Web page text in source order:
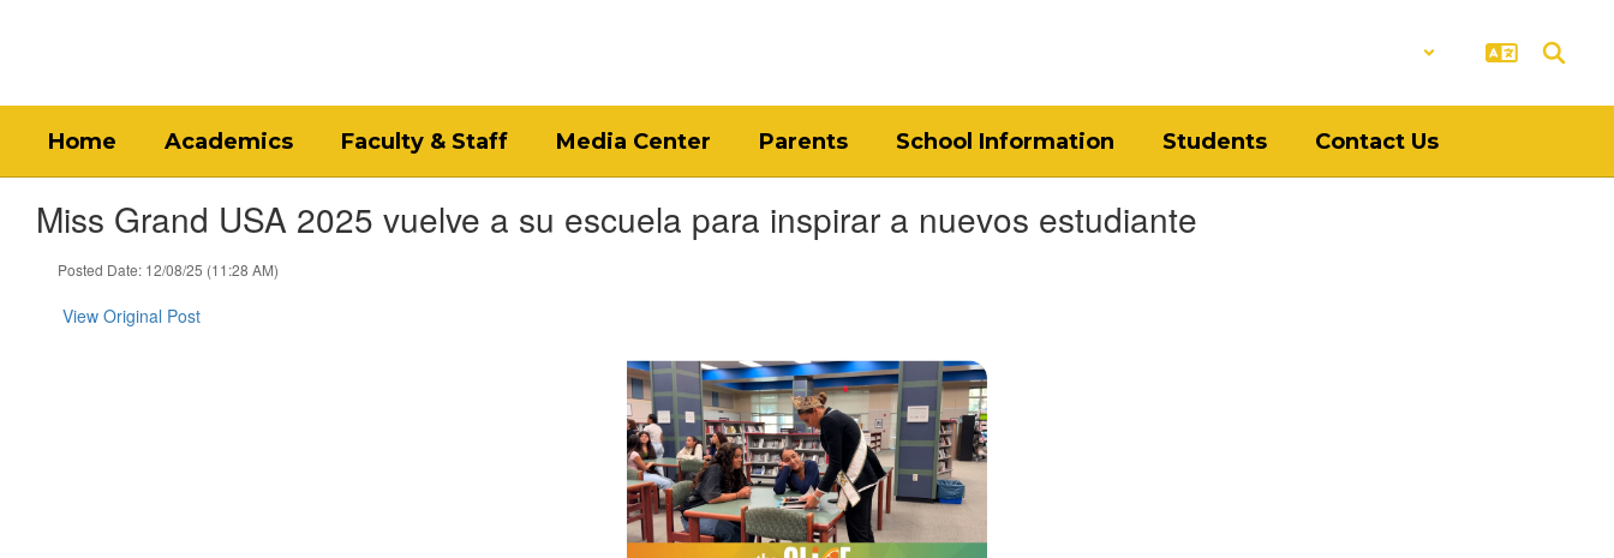
Home Academics Faculty & Staff Media Center Parents School Information Students Contact Us
Miss Grand USA 2025 vuelve a su escuela para inspirar a nuevos estudiante
Posted Date: 12/08/25 (11:28 AM)
View Original Post